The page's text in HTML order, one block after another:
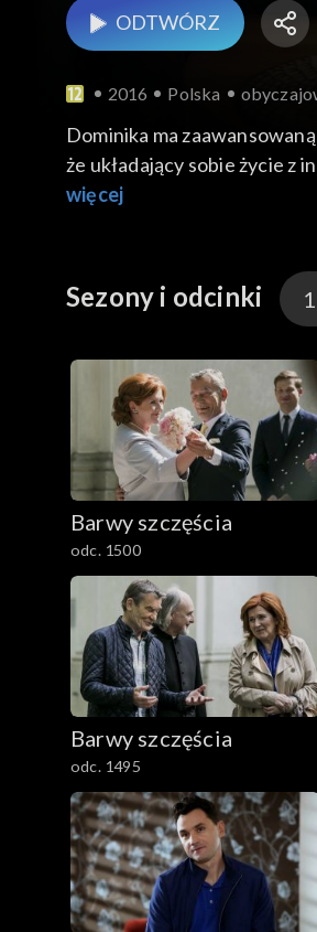
ODTWÓRZ
2016 Polska
Dominika ma
że układający sobie życie z
Tylko zeznania Florczaka
odzyskują uśmiech, gdy z
wynajęciem jej domu na swój
więcej
Sezony i odcinki
Barwy szczęścia
odc. 1500
Barwy szczęścia
odc. 1495